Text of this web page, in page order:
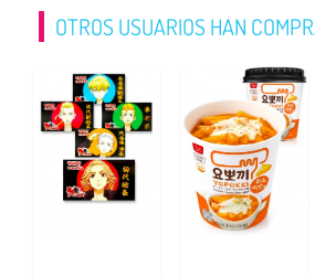
OTROS USUARIOS HAN